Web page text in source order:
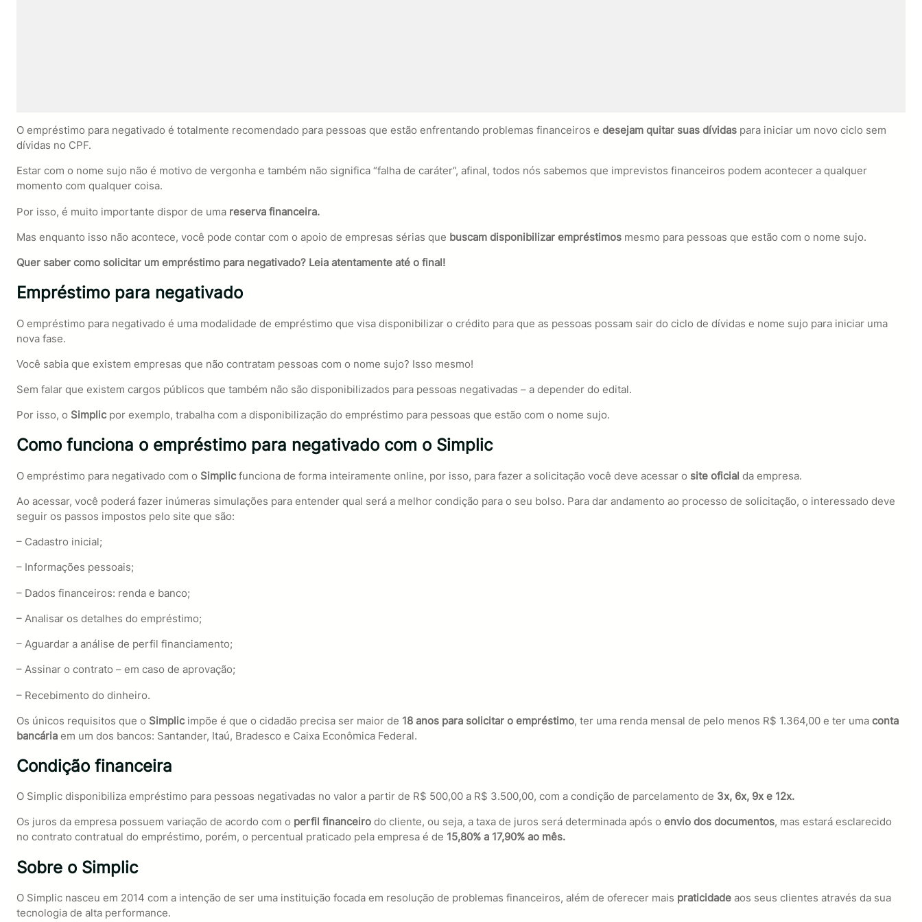
O empréstimo para negativado é totalmente recomendado para pessoas que estão enfrentando problemas financeiros e desejam quitar suas dívidaspara iniciar um novo ciclo sem
dívidas no CPF.
Estar com o nome sujo não é motivo de vergonha e também não significa “falha de caráter”, afinal, todos nós sabemos que imprevistos financeiros podem acontecer a qualquer
momento com qualquer coisa.
Por isso, é muito importante dispor de umareserva financeira.
Mas enquanto isso não acontece, você pode contar com o apoio de empresas sérias que buscam disponibilizar empréstimosmesmo para pessoas que estão com o nome sujo.
Quer saber como solicitar um empréstimo para negativado? Leia atentamente até o final!
Empréstimo para negativado
O empréstimo para negativado é uma modalidade de empréstimo que visa disponibilizar o crédito para que as pessoas possam sair do ciclo de dívidas e nome sujo para iniciar uma
nova fase.
Você sabia que existem empresas que não contratam pessoas com o nome sujo? Isso mesmo!
Sem falar que existem cargos públicos que também não são disponibilizados para pessoas negativadas – a depender do edital.
Por isso, o Simplicpor exemplo, trabalha com a disponibilização do empréstimo para pessoas que estão com o nome sujo.
Como funciona o empréstimo para negativado com o Simplic
O empréstimo para negativado com o Simplicfunciona de forma inteiramente online, por isso, para fazer a solicitação você deve acessar o site oficial da empresa.
Ao acessar, você poderá fazer inúmeras simulações para entender qual será a melhor condição para o seu bolso. Para dar andamento ao processo de solicitação, o interessado deve
seguir os passos impostos pelo site que são:
– Cadastro inicial;
– Informações pessoais;
– Dados financeiros: renda e banco;
– Analisar os detalhes do empréstimo;
– Aguardar a análise de perfil financiamento;
– Assinar o contrato – em caso de aprovação;
– Recebimento do dinheiro.
Os únicos requisitos que o Simplicimpõe é que o cidadão precisa ser maior de 18 anos para solicitar o empréstimo, ter uma renda mensal de pelo menos R$ 1.364,00 e ter uma conta
bancária em um dos bancos: Santander, Itaú, Bradesco e Caixa Econômica Federal.
Condição financeira
O Simplic disponibiliza empréstimo para pessoas negativadas no valor a partir de R$ 500,00 a R$ 3.500,00, com a condição de parcelamento de 3x, 6x, 9x e 12x.
Os juros da empresa possuem variação de acordo com o perfil financeirodo cliente, ou seja, a taxa de juros será determinada após o envio dos documentos, mas estará esclarecido
no contrato contratual do empréstimo, porém, o percentual praticado pela empresa é de 15,80% a 17,90% ao mês.
Sobre o Simplic
O Simplic nasceu em 2014 com a intenção de ser uma instituição focada em resolução de problemas financeiros, além de oferecer mais praticidadeaos seus clientes através da sua
tecnologia de alta performance.